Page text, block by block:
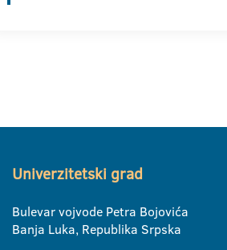
Univerzitetski grad
Bulevar vojvode Petra Bojovića
Banja Luka, Republika Srpska